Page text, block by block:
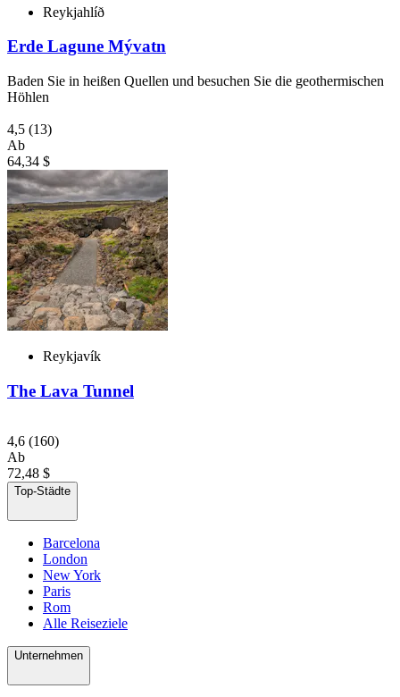
Reykjahlíð
Erde Lagune Mývatn
Baden Sie in heißen Quellen und besuchen Sie die geothermischen
Höhlen
4,5 (13)
Ab
64,34 $
Reykjavík
The Lava Tunnel
4,6 (160)
Ab
72,48 $
Top-Städte
Barcelona
London
New York
Paris
Rom
Alle Reiseziele
Unternehmen